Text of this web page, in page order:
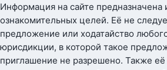
Информация на сайте предназначена
ознакомительных целей. Её не
предложение или ходатайство
юрисдикции, в которой такое
приглашение не разрешено. Также её